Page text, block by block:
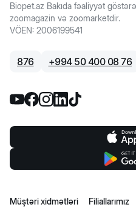
Biopet.az Bakıda fəaliyyət
zoomagazin və zoomarketdir.
VÖEN: 2006199541
876 +994 50 400 08 76
Müştəri xidmətləri
Filiallarımız